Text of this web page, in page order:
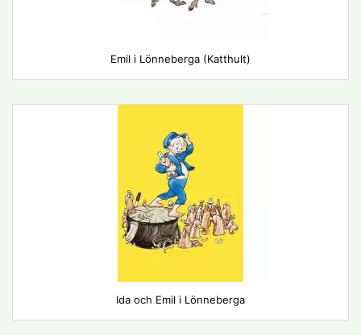
Emil i Lönneberga (Katthult)
Ida och Emil i Lönneberga